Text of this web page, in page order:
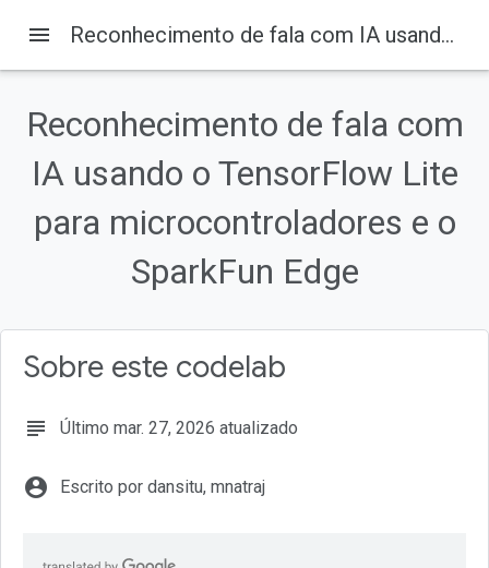
Nesta página
O que você vai criar
Machine learning em microcontroladores
TensorFlow Lite para microcontroladores (software)
SparkFun Edge (hardware)
O que você vai aprender
menu Reconhecimento de fala com IA usando o TensorFlow Lite para microcontroladores e o SparkFun Edge
Reconhecimento de fala com
IA usando o TensorFlow Lite
para microcontroladores e o
SparkFun Edge
Sobre este codelab
subject Último mar. 27, 2026 atualizado
account_circle Escrito por dansitu, mnatraj